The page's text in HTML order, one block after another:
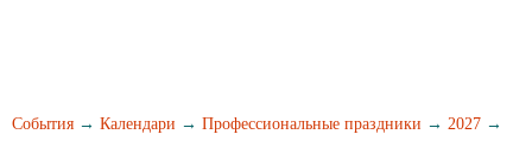
События → Календари → Профессиональные праздники → 2027 →